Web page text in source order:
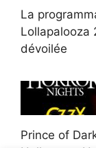
La
Lollapalooza
dévoilée
Prince of